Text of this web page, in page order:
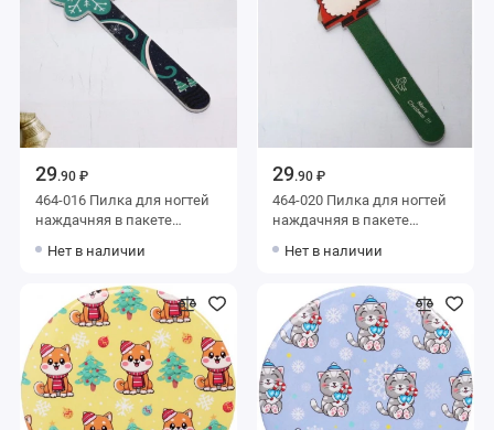
29.90 ₽
464-016 Пилка для ногтей
наждачняя в пакете
17,8*4см
Нет в наличии
29.90 ₽
464-020 Пилка для ногтей
наждачняя в пакете
17,8х4см
Нет в наличии